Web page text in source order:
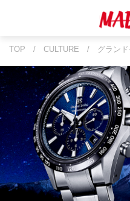
TOP / CULTURE / グラン